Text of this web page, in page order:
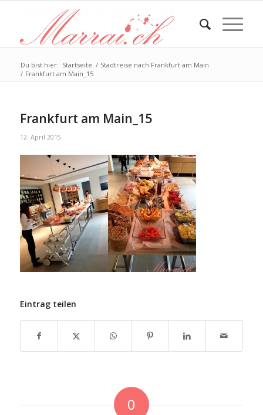
Du bist hier: Startseite / Stadtreise nach Frankfurt am Main
/ Frankfurt am Main_15
Frankfurt am Main_15
12. April 2015
Eintrag teilen
0